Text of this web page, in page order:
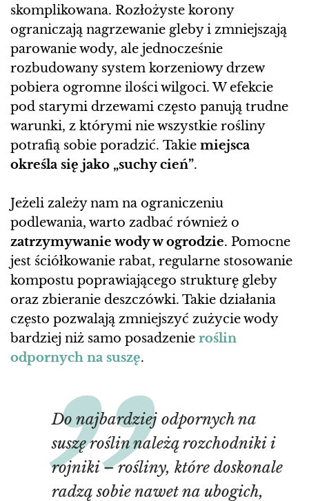
skomplikowana. Rozłożyste korony
ograniczają nagrzewanie gleby i zmniejszają
parowanie wody, ale jednocześnie
rozbudowany system korzeniowy drzew
pobiera ogromne ilości wilgoci. W efekcie
pod starymi drzewami często panują trudne
warunki, z którymi nie wszystkie rośliny
potrafią sobie poradzić. Takie miejsca
określa się jako „suchy cień”.
Jeżeli zależy nam na ograniczeniu
podlewania, warto zadbać również o
zatrzymywanie wody w ogrodzie. Pomocne
jest ściółkowanie rabat, regularne stosowanie
kompostu poprawiającego strukturę gleby
oraz zbieranie deszczówki. Takie działania
często pozwalają zmniejszyć zużycie wody
bardziej niż samo posadzenie roślin
odpornych na suszę.
Do najbardziej odpornych na
suszę roślin należą rozchodniki i
rojniki – rośliny, które doskonale
radzą sobie nawet na ubogich,